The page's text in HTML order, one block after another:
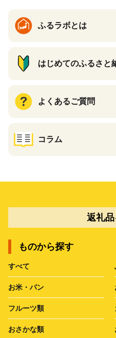
ふるラボとは
はじめてのふるさと
よくあるご質問
コラム
返礼
ものから探す
すべて
お米・パン
フルーツ類
おさかな類